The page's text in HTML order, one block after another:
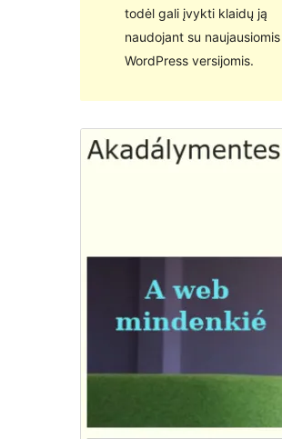
todėl gali įvykti klaidų ją
naudojant su naujausiomis
WordPress versijomis.